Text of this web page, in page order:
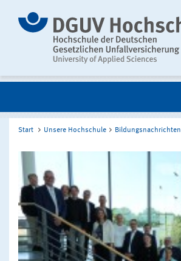
Start Unsere Hochschule Bildungsnachrichten